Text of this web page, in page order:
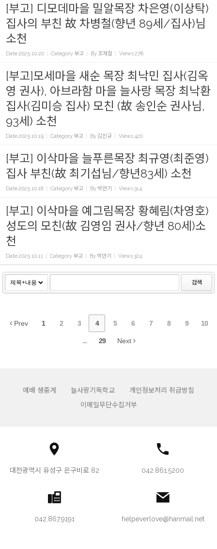
[부고] 디모데마을 밀알목장 차은영(이상탁)
집사의 부친 故 차병철(향년 89세/집사)님
소천
Date2025.10.20 Category 부고 By 조재철 Views278
[부고]모세마을 새순 목장 최낙민 집사(김옥
영 권사), 아브라함 마을 늘사랑 목장 최낙환
집사(김미승 집사) 모친 (故 송인순 권사님,
93세) 소천
Date2025.10.19 Category 부고 By 김진규 Views420
[부고] 이삭마을 늘푸른목장 최규영(최준영)
집사 부친(故 최기섭님/향년83세) 소천
Date2025.10.18 Category 부고 By 박만기 Views314
[부고] 이삭마을 예그림목장 황혜림(차영호)
성도의 모친(故 김영임 권사/향년 80세)소
천
Date2025.10.11 Category 부고 By 박만기 Views324
검색
Prev 1 2 3 4 5 6 7 8 9 10
... 29 Next
예배 생중계 늘사랑기독학교
개인정보처리 취급방침
이메일무단수집거부
대전광역시 유성구 은구비로 82 042.861.5200
042.867.9191 helpeverlove@hanmail.net